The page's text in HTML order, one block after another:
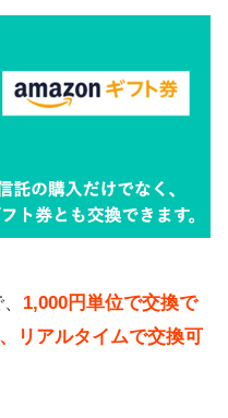
1,000円単位で交換で
リアルタイムで交換可